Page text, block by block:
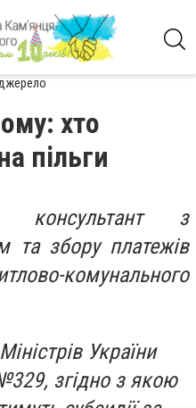
хто
пільги
консультант з
та збору платежів
комунального
України
згідно з якою